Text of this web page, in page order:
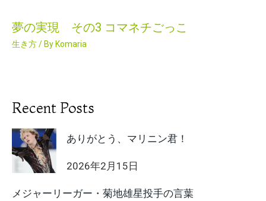
夢の実現 その3 コマネチごっこ
生き方/ ByKomaria
Recent Posts
ありがとう、マリニン君！
2026年2月15日
メジャーリーガー・菊地雄星投手の言葉